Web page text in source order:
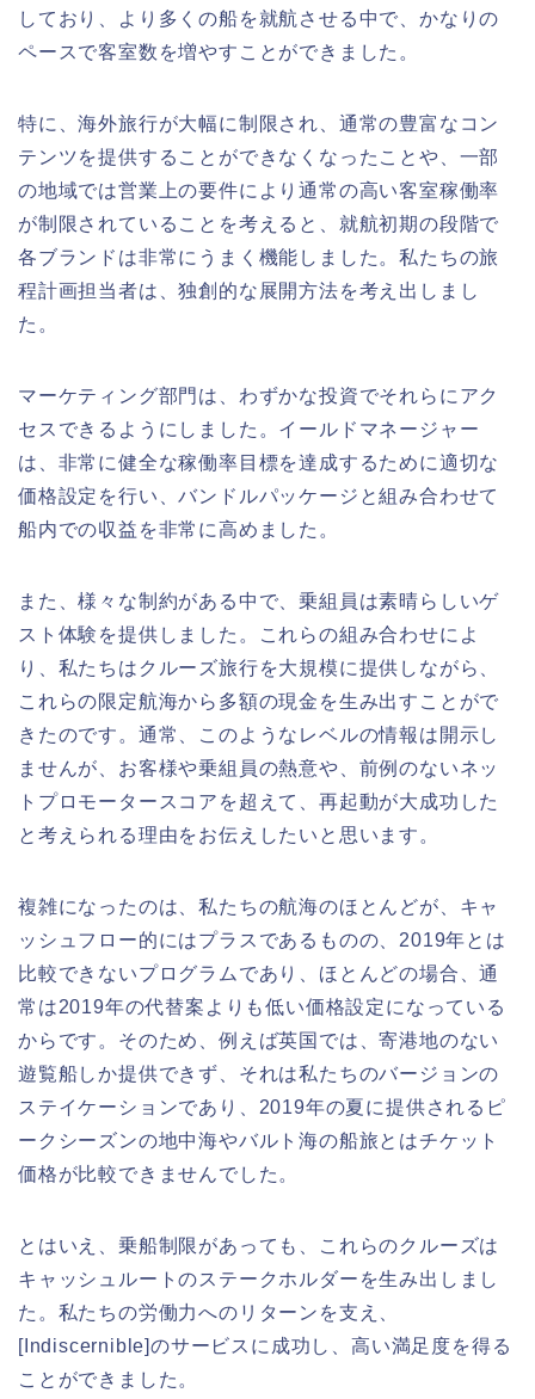
しており、より多くの船を就航させる中で、かなりの
ペースで客室数を増やすことができました。
特に、海外旅行が大幅に制限され、通常の豊富なコン
テンツを提供することができなくなったことや、一部
の地域では営業上の要件により通常の高い客室稼働率
が制限されていることを考えると、就航初期の段階で
各ブランドは非常にうまく機能しました。私たちの旅
程計画担当者は、独創的な展開方法を考え出しまし
た。
マーケティング部門は、わずかな投資でそれらにアク
セスできるようにしました。イールドマネージャー
は、非常に健全な稼働率目標を達成するために適切な
価格設定を行い、バンドルパッケージと組み合わせて
船内での収益を非常に高めました。
また、様々な制約がある中で、乗組員は素晴らしいゲ
スト体験を提供しました。これらの組み合わせによ
り、私たちはクルーズ旅行を大規模に提供しながら、
これらの限定航海から多額の現金を生み出すことがで
きたのです。通常、このようなレベルの情報は開示し
ませんが、お客様や乗組員の熱意や、前例のないネッ
トプロモータースコアを超えて、再起動が大成功した
と考えられる理由をお伝えしたいと思います。
複雑になったのは、私たちの航海のほとんどが、キャ
ッシュフロー的にはプラスであるものの、2019年とは
比較できないプログラムであり、ほとんどの場合、通
常は2019年の代替案よりも低い価格設定になっている
からです。そのため、例えば英国では、寄港地のない
遊覧船しか提供できず、それは私たちのバージョンの
ステイケーションであり、2019年の夏に提供されるピ
ークシーズンの地中海やバルト海の船旅とはチケット
価格が比較できませんでした。
とはいえ、乗船制限があっても、これらのクルーズは
キャッシュルートのステークホルダーを生み出しまし
た。私たちの労働力へのリターンを支え、
[Indiscernible]のサービスに成功し、高い満足度を得る
ことができました。